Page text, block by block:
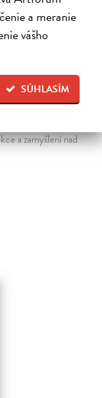
a meranie
vášho
SÚHLASÍM
a zamyšlení nad